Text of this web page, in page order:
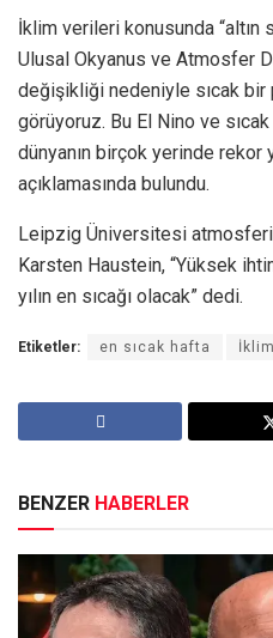
İklim verileri konusunda “altın
Ulusal Okyanus ve Atmosfer
değişikliği nedeniyle sıcak
görüyoruz. Bu El Nino ve
dünyanın birçok yerinde rekor
açıklamasında bulundu.
Leipzig Üniversitesi
Karsten Haustein, “Yüksek
yılın en sıcağı olacak” dedi.
Etiketler: en sıcak hafta
BENZER HABERLER